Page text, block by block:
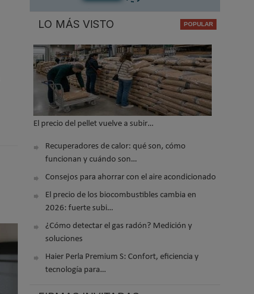
LO MÁS VISTO
El precio del pellet vuelve a subir…
Recuperadores de calor: qué son, cómo
funcionan y cuándo son…
Consejos para ahorrar con el aire acondicionado
El precio de los biocombustibles cambia en
2026: fuerte subi…
¿Cómo detectar el gas radón? Medición y
soluciones
Haier Perla Premium S: Confort, eficiencia y
tecnología para…